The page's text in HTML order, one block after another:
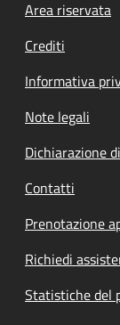
Footer
Area riservata
Crediti
Informativa
Note legali
Dichiarazione
Contatti
Prenotazione
Richiedi
Statistiche del